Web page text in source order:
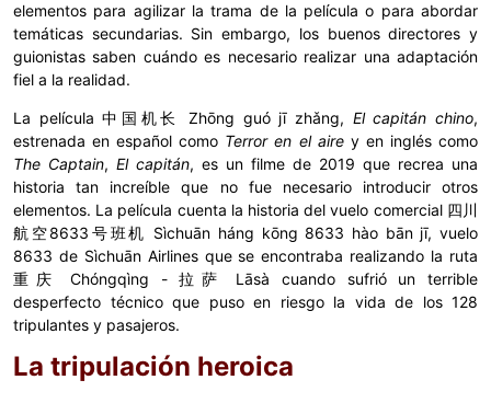
elementos para agilizar la trama de la película o para abordar
temáticas secundarias. Sin embargo, los buenos directores y
guionistas saben cuándo es necesario realizar una adaptación
fiel a la realidad.
La película 中国机长 Zhōng guó jī zhǎng, El capitán chino,
estrenada en español como Terror en el airey en inglés como
The Captain, El capitán, es un filme de 2019 que recrea una
historia tan increíble que no fue necesario introducir otros
elementos. La película cuenta la historia del vuelo comercial 四川
航空8633号班机 Sìchuān háng kōng 8633 hào bān jī, vuelo
8633 de Sìchuān Airlines que se encontraba realizando la ruta
重庆 Chóngqìng - 拉萨 Lāsà cuando sufrió un terrible
desperfecto técnico que puso en riesgo la vida de los 128
tripulantes y pasajeros.
La tripulación heroica